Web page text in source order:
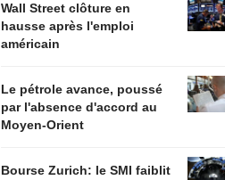
Wall Street clôture en
hausse après l'emploi
américain
Le pétrole avance, poussé
par l'absence d'accord au
Moyen-Orient
Bourse Zurich: le SMI faiblit